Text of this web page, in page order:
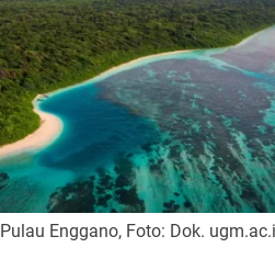
Pulau Enggano, Foto: Dok.